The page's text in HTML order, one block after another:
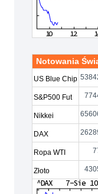
Notowania
US Blue Chip
S&P500 Fut
Nikkei
DAX
Ropa WTI
Złoto